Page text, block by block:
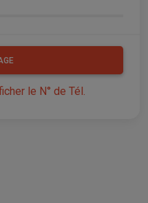
le N° de Tél.